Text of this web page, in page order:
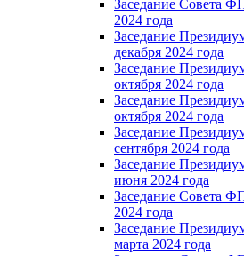
Заседание Совета
2024 года
Заседание
декабря 2024 года
Заседание
октября 2024 года
Заседание
октября 2024 года
Заседание
сентября 2024 года
Заседание
июня 2024 года
Заседание Совета
2024 года
Заседание
марта 2024 года